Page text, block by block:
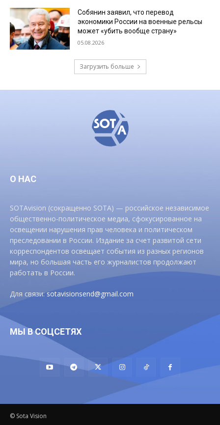
Собянин заявил, что перевод
экономики России на военные рельсы
может «убить вообще страну»
05.08.2026
Загрузить больше
О НАС
SOTAvision (сокращенно SOTA) — российское независимое
общественно-политическое медиа, сфокусированное на
освещении нарушения прав человека и политическом
преследовании в России. Издание за счет развитой сети
корреспондентов освещает события из разных регионов
мира, но большая часть его журналистов продолжают
работать в России.
Для связи:sotavisionsend@gmail.com
МЫ В СОЦСЕТЯХ
© Sota Vision